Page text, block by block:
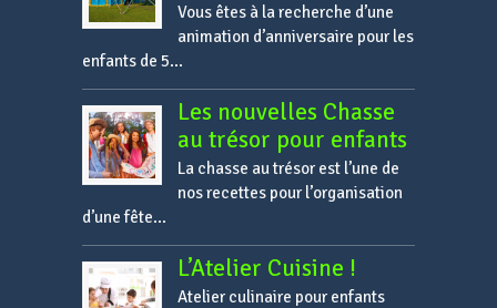
Vous êtes à la recherche d’une
animation d’anniversaire pour les
enfants de 5...
Les nouvelles Chasse
au trésor pour enfants
La chasse au trésor est l’une de
nos recettes pour l’organisation
d’une fête...
L’Atelier Cuisine !
Atelier culinaire pour enfants